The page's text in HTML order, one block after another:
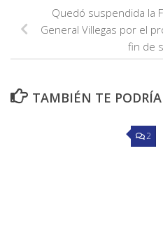
Quedó suspendida la
General Villegas por el
fin de
TAMBIÉN TE PODRÍA
2